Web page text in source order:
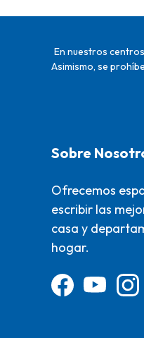
En nuestros
Asimismo, se
Sobre
Ofrecemos
escribir las
casa y
hogar.